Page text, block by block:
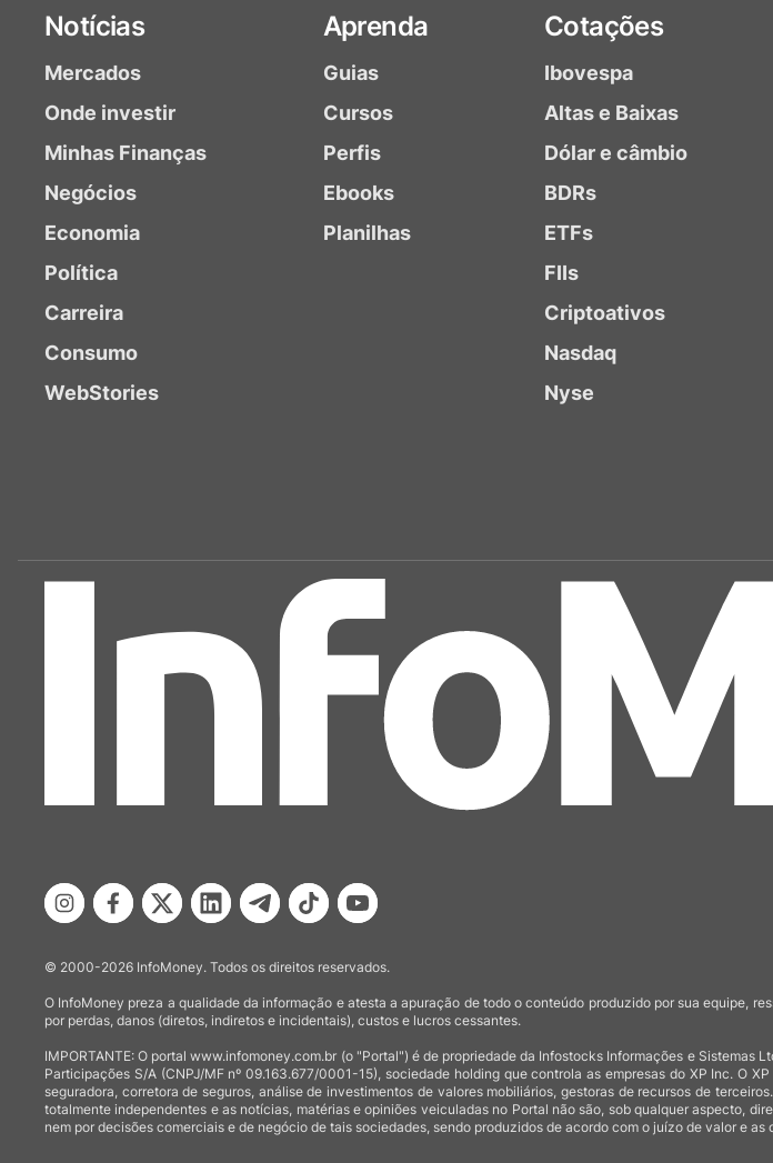
Notícias
Mercados
Onde investir
Minhas Finanças
Negócios
Economia
Política
Carreira
Consumo
WebStories
Aprenda
Guias
Cursos
Perfis
Ebooks
Planilhas
Cotações
Ibovespa
Altas e Baixas
Dólar e câmbio
BDRs
ETFs
FIIs
Criptoativos
Nasdaq
Nyse
© 2000-2026 InfoMoney. Todos os direitos reservados.
O InfoMoney preza a qualidade da informação e atesta a apuração de todo o conteúdo produzido por sua equipe,
por perdas, danos (diretos, indiretos e incidentais), custos e lucros cessantes.
IMPORTANTE: O portal www.infomoney.com.br (o "Portal") é de propriedade da Infostocks Informações e
Participações S/A (CNPJ/MF nº 09.163.677/0001-15), sociedade holding que controla as empresas do XP Inc. O
seguradora, corretora de seguros, análise de investimentos de valores mobiliários, gestoras de recursos de
totalmente independentes e as notícias, matérias e opiniões veiculadas no Portal não são, sob qualquer aspecto,
nem por decisões comerciais e de negócio de tais sociedades, sendo produzidos de acordo com o juízo de valor e